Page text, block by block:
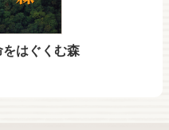
はぐくむ森